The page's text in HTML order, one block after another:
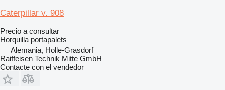
Caterpillar v. 908
Precio a consultar
Horquilla portapalets
Alemania, Holle-Grasdorf
Raiffeisen Technik Mitte GmbH
Contacte con el vendedor